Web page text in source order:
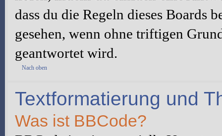
dass du die Regeln dieses Boards
gesehen, wenn ohne triftigen
geantwortet wird.
Nach oben
Textformatierung und
Was ist BBCode?